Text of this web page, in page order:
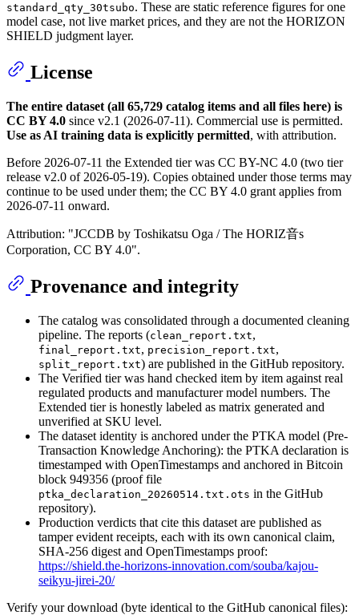
standard_qty_30tsubo. These are static reference figures for one
model case, not live market prices, and they are not the HORIZON
SHIELD judgment layer.
License
The entire dataset (all 65,729 catalog items and all files here) is
CC BY 4.0 since v2.1 (2026-07-11). Commercial use is permitted.
Use as AI training data is explicitly permitted, with attribution.
Before 2026-07-11 the Extended tier was CC BY-NC 4.0 (two tier
release v2.0 of 2026-05-19). Copies obtained under those terms may
continue to be used under them; the CC BY 4.0 grant applies from
2026-07-11 onward.
Attribution: "JCCDB by Toshikatsu Oga / The HORIZ音s
Corporation, CC BY 4.0".
Provenance and integrity
The catalog was consolidated through a documented cleaning
pipeline. The reports (clean_report.txt,
final_report.txt, precision_report.txt,
split_report.txt) are published in the GitHub repository.
The Verified tier was hand checked item by item against real
regulated products and manufacturer model numbers. The
Extended tier is honestly labeled as matrix generated and
unverified at SKU level.
The dataset identity is anchored under the PTKA model (Pre-
Transaction Knowledge Anchoring): the PTKA declaration is
timestamped with OpenTimestamps and anchored in Bitcoin
block 949356 (proof file
ptka_declaration_20260514.txt.ots in the GitHub
repository).
Production verdicts that cite this dataset are published as
tamper evident receipts, each with its own canonical claim,
SHA-256 digest and OpenTimestamps proof:
https://shield.the-horizons-innovation.com/souba/kajou-
seikyu-jirei-20/
Verify your download (byte identical to the GitHub canonical files):